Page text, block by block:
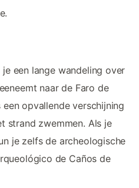
een lange wandeling over
naar de Faro de
opvallende verschijning
strand zwemmen. Als je
je zelfs de archeologische
de Caños de